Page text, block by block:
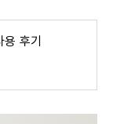
용 후기